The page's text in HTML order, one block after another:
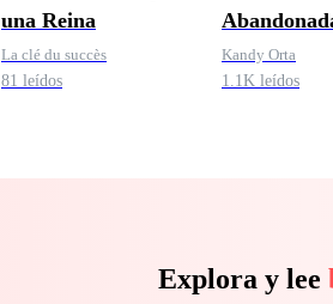
una Reina
La clé du succès
81 leídos
te Quiere
Kandy Orta
1.1K leídos
Explora y lee